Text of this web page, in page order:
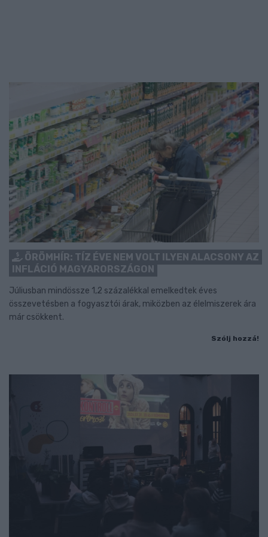
ÖRÖMHÍR: TÍZ ÉVE NEM VOLT ILYEN ALACSONY AZ
INFLÁCIÓ MAGYARORSZÁGON
Júliusban mindössze 1,2 százalékkal emelkedtek éves
összevetésben a fogyasztói árak, miközben az élelmiszerek ára
már csökkent.
Szólj hozzá!